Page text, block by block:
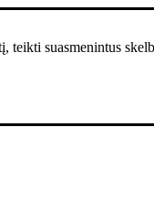
teikti suasmenintus